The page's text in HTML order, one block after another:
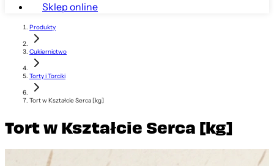
Sklep online
Produkty
Cukiernictwo
Torty i Torciki
Tort w Kształcie Serca [kg]
Tort w Kształcie Serca [kg]